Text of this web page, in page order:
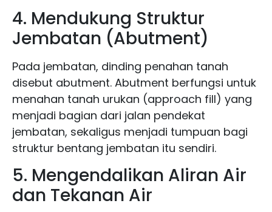
4. Mendukung Struktur
Jembatan (Abutment)
Pada jembatan, dinding penahan tanah
disebut abutment. Abutment berfungsi untuk
menahan tanah urukan (approach fill) yang
menjadi bagian dari jalan pendekat
jembatan, sekaligus menjadi tumpuan bagi
struktur bentang jembatan itu sendiri.
5. Mengendalikan Aliran Air
dan Tekanan Air